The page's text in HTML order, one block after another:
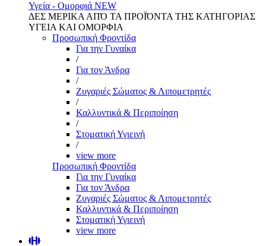
Υγεία - Ομορφιά NEW
ΔΕΣ ΜΕΡΙΚΑ ΑΠΌ ΤΑ ΠΡΟΪΌΝΤΑ ΤΗΣ ΚΑΤΗΓΟΡΙΑΣ
ΥΓΕΙΑ ΚΑΙ ΟΜΟΡΦΙΑ
Προσωπική Φροντίδα
Για την Γυναίκα
/
Για τον Άνδρα
/
Ζυγαριές Σώματος & Λιπομετρητές
/
Καλλυντικά & Περιποίηση
/
Στοματική Υγιεινή
/
view more
Προσωπική Φροντίδα
Για την Γυναίκα
Για τον Άνδρα
Ζυγαριές Σώματος & Λιπομετρητές
Καλλυντικά & Περιποίηση
Στοματική Υγιεινή
view more